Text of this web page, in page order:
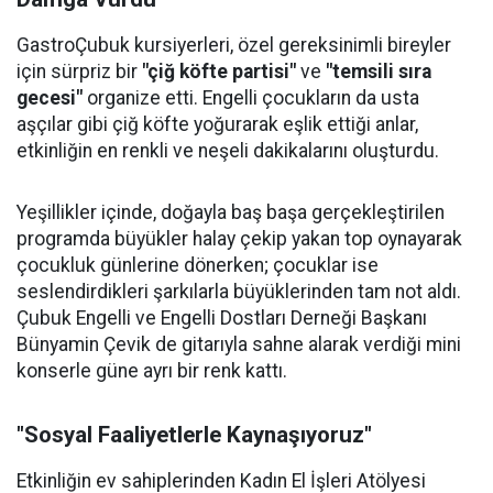
GastroÇubuk kursiyerleri, özel gereksinimli bireyler
için sürpriz bir "çiğ köfte partisi" ve "temsili sıra
gecesi" organize etti. Engelli çocukların da usta
aşçılar gibi çiğ köfte yoğurarak eşlik ettiği anlar,
etkinliğin en renkli ve neşeli dakikalarını oluşturdu.
Yeşillikler içinde, doğayla baş başa gerçekleştirilen
programda büyükler halay çekip yakan top oynayarak
çocukluk günlerine dönerken; çocuklar ise
seslendirdikleri şarkılarla büyüklerinden tam not aldı.
Çubuk Engelli ve Engelli Dostları Derneği Başkanı
Bünyamin Çevik de gitarıyla sahne alarak verdiği mini
konserle güne ayrı bir renk kattı.
"Sosyal Faaliyetlerle Kaynaşıyoruz"
Etkinliğin ev sahiplerinden Kadın El İşleri Atölyesi